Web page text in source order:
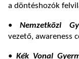
a döntéshozók
•Nemzetközi
vezető, awareness
• Kék Vonal